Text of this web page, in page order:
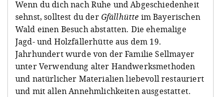
Wenn du dich nach Ruhe und Abgeschiedenheit
sehnst, solltest du derGfällhütte im Bayerischen
Wald einen Besuch abstatten. Die ehemalige
Jagd- und Holzfällerhütte aus dem 19.
Jahrhundert wurde von der Familie Sellmayer
unter Verwendung alter Handwerksmethoden
und natürlicher Materialien liebevoll restauriert
und mit allen Annehmlichkeiten ausgestattet.